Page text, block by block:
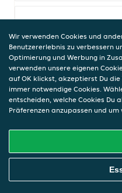
mit Bechamel-
Schinken
12,00 €
inkl. Pfand (0,00 €)
Maccheroni al
mit Broccoli, frischen
Parmesan, Tomaten-
11,00 €
Online
Wir verwenden Cookies und
Benutzererlebnis zu verbessern
Optimierung und Werbung in
verwenden unsere eigenen
auf OK klickst, akzeptierst Du
immer notwendige Cookies.
entscheiden, welche Cookies Du
Präferenzen anzupassen und